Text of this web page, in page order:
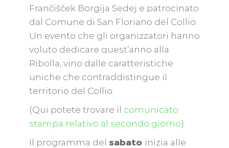
Frančišček Borgija Sedej e patrocinato
dal Comune di San Floriano del Collio.
Un evento che gli organizzatori hanno
voluto dedicare quest’anno alla
Ribolla, vino dalle caratteristiche
uniche che contraddistingue il
territorio del Collio.
(Qui potete trovare il comunicato
stampa relativo al secondo giorno)
Il programma del sabato inizia alle